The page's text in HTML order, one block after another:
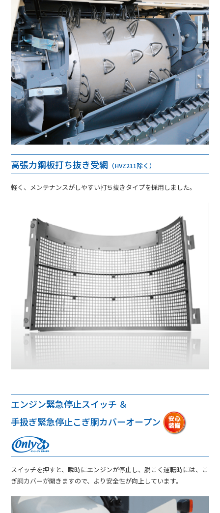
高張力鋼板打ち抜き受網 （HVZ211除く）
軽く、メンテナンスがしやすい打ち抜きタイプを採用しました。
エンジン緊急停止スイッチ ＆
手扱ぎ緊急停止こぎ胴カバーオープン
スイッチを押すと、瞬時にエンジンが停止し、脱こく運転時には、こ
ぎ胴カバーが開きますので、より安全性が向上しています。